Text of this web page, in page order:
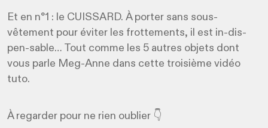
Et en n°1 : le CUISSARD. À porter sans sous-
vêtement pour éviter les frottements, il est in-dis-
pen-sable… Tout comme les 5 autres objets dont
vous parle Meg-Anne dans cette troisième vidéo
tuto.
À regarder pour ne rien oublier 👇